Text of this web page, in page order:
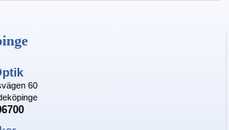
60